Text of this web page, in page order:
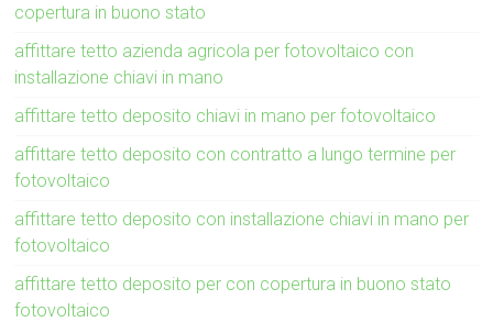
copertura in buono stato
affittare tetto azienda agricola per fotovoltaico con
installazione chiavi in mano
affittare tetto deposito chiavi in mano per fotovoltaico
affittare tetto deposito con contratto a lungo termine per
fotovoltaico
affittare tetto deposito con installazione chiavi in mano per
fotovoltaico
affittare tetto deposito per con copertura in buono stato
fotovoltaico